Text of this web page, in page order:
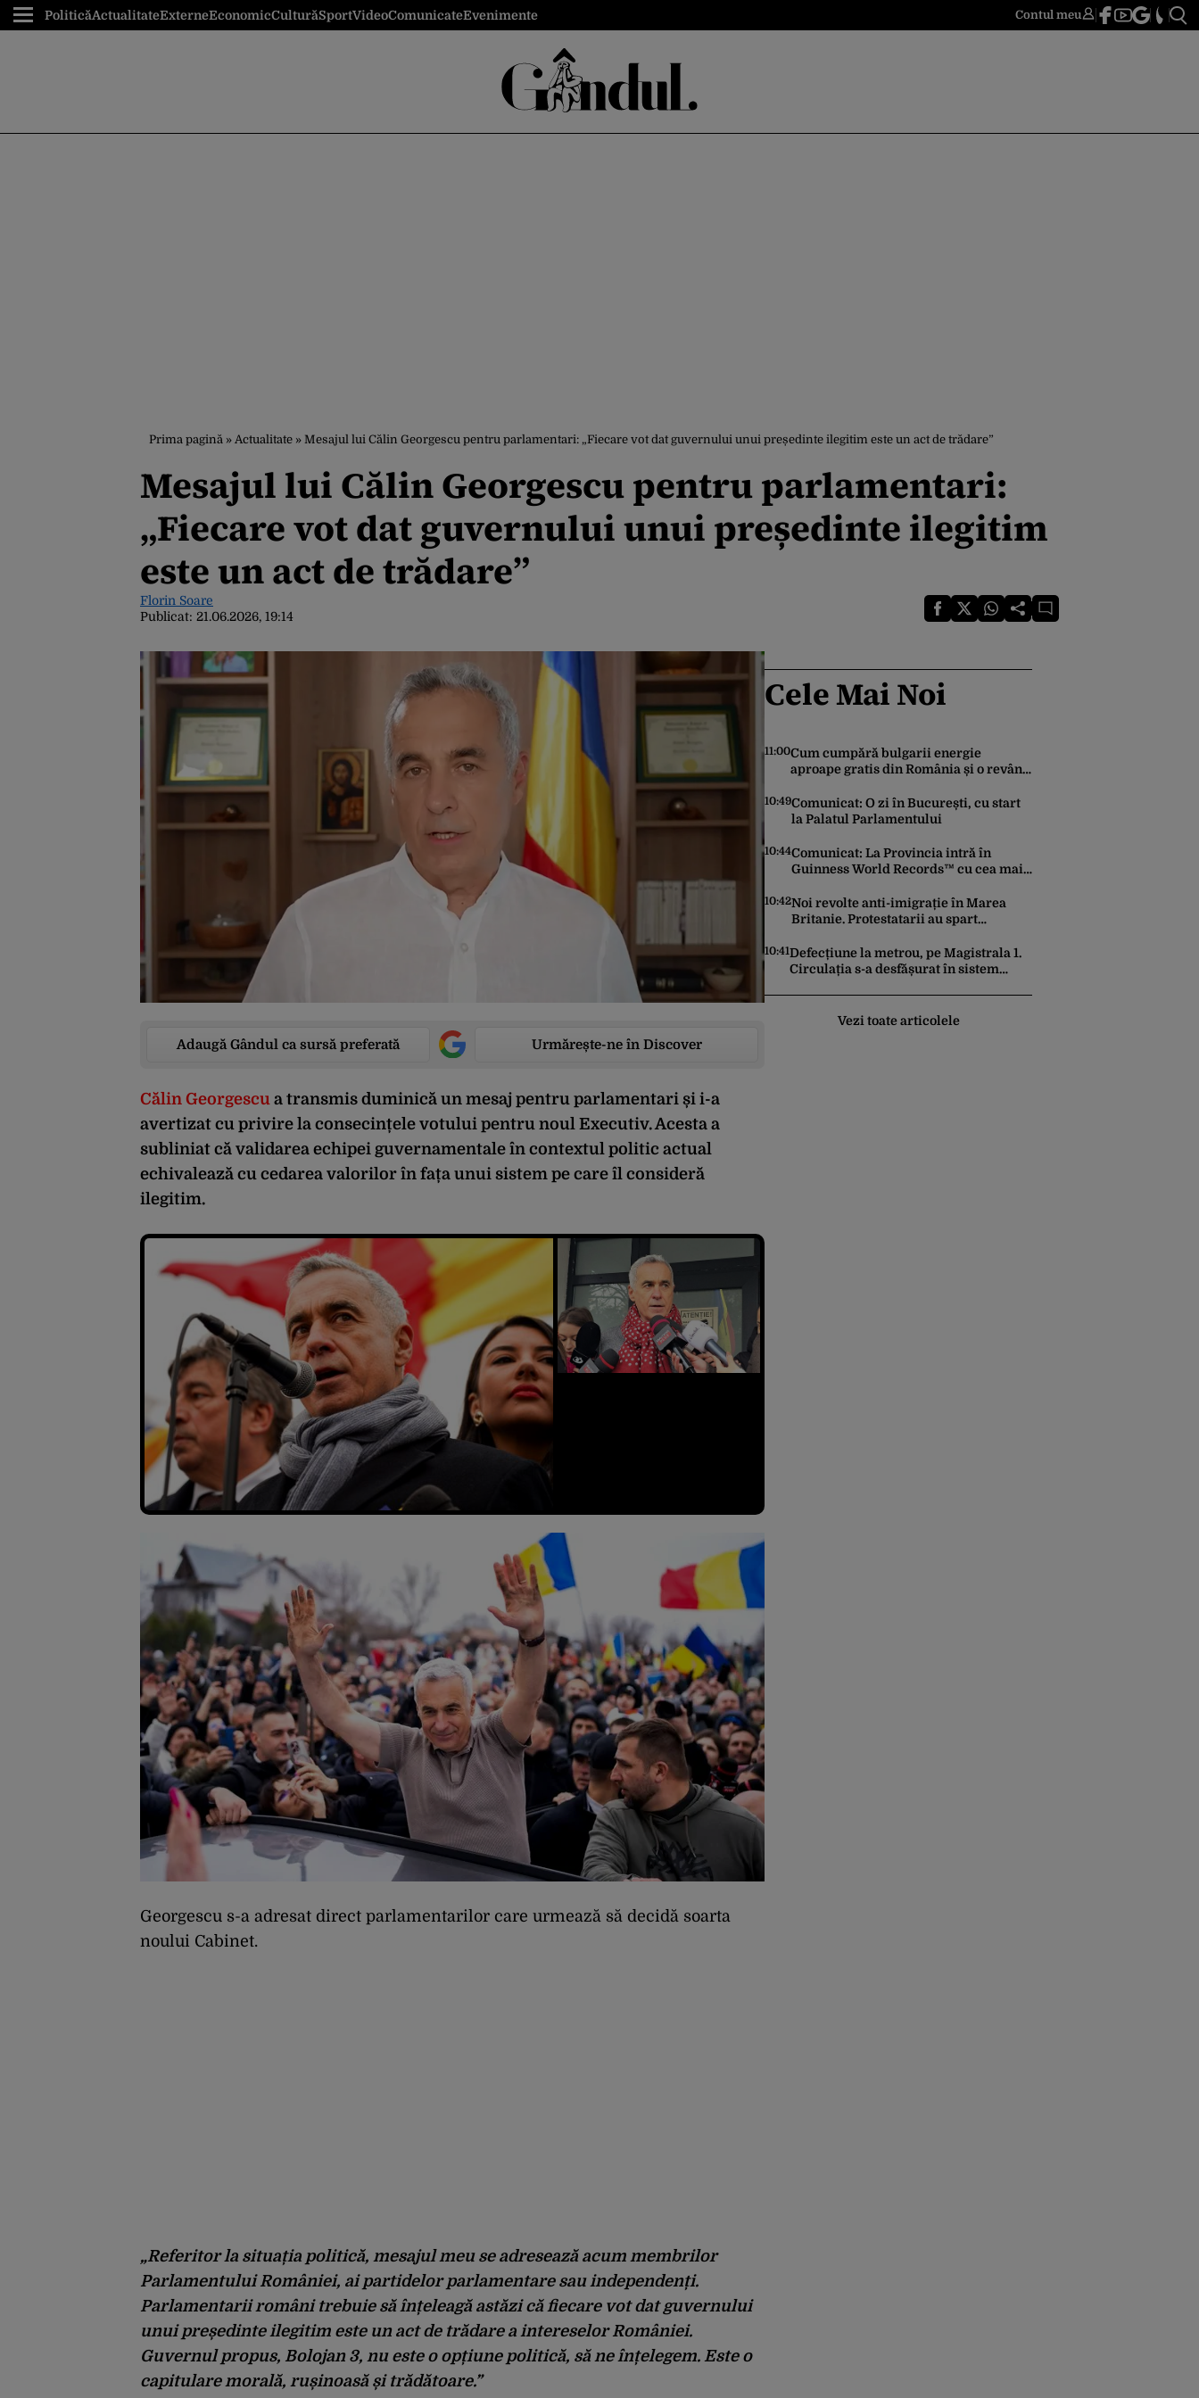
PoliticăActualitateExterneEconomicCulturăSportVideoComunicateEvenimente Contul meu
Prima pagină » Actualitate » Mesajul lui Călin Georgescu pentru parlamentari: „Fiecare vot dat guvernului unui președinte ilegitim este un act de trădare”
Mesajul lui Călin Georgescu pentru parlamentari:
„Fiecare vot dat guvernului unui președinte ilegitim
este un act de trădare”
Florin Soare
Publicat: 21.06.2026, 19:14
Adaugă Gândul ca sursă preferată Urmărește-ne în Discover
Călin Georgescu a transmis duminică un mesaj pentru parlamentari și i-a
avertizat cu privire la consecințele votului pentru noul Executiv. Acesta a
subliniat că validarea echipei guvernamentale în contextul politic actual
echivalează cu cedarea valorilor în fața unui sistem pe care îl consideră
ilegitim.
Georgescu s-a adresat direct parlamentarilor care urmează să decidă soarta
noului Cabinet.
„Referitor la situația politică, mesajul meu se adresează acum membrilor
Parlamentului României, ai partidelor parlamentare sau independenți.
Parlamentarii români trebuie să înțeleagă astăzi că fiecare vot dat guvernului
unui președinte ilegitim este un act de trădare a intereselor României.
Guvernul propus, Bolojan 3, nu este o opțiune politică, să ne înțelegem. Este o
capitulare morală, rușinoasă și trădătoare.”
Cele Mai Noi
11:00Cum cumpără bulgarii energie
aproape gratis din România și o revând
sunt noii „băieți deștepți” din energie
de la sud de Dunăre
10:49Comunicat: O zi în București, cu start
la Palatul Parlamentului
10:44Comunicat: La Provincia intră în
Guinness World Records™ cu cea mai
la un eveniment
10:42Noi revolte anti-imigrație în Marea
Britanie. Protestatarii au spart
10:41Defecțiune la metrou, pe Magistrala 1.
Circulația s-a desfășurat în sistem
Vezi toate articolele